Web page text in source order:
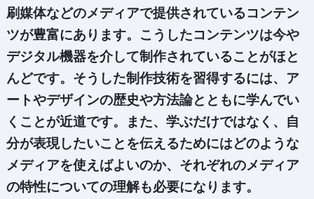
刷媒体などのメディアで提供されているコンテン
ツが豊富にあります。こうしたコンテンツは今や
デジタル機器を介して制作されていることがほと
んどです。そうした制作技術を習得するには、ア
ートやデザインの歴史や方法論とともに学んでい
くことが近道です。また、学ぶだけではなく、自
分が表現したいことを伝えるためにはどのような
メディアを使えばよいのか、それぞれのメディア
の特性についての理解も必要になります。